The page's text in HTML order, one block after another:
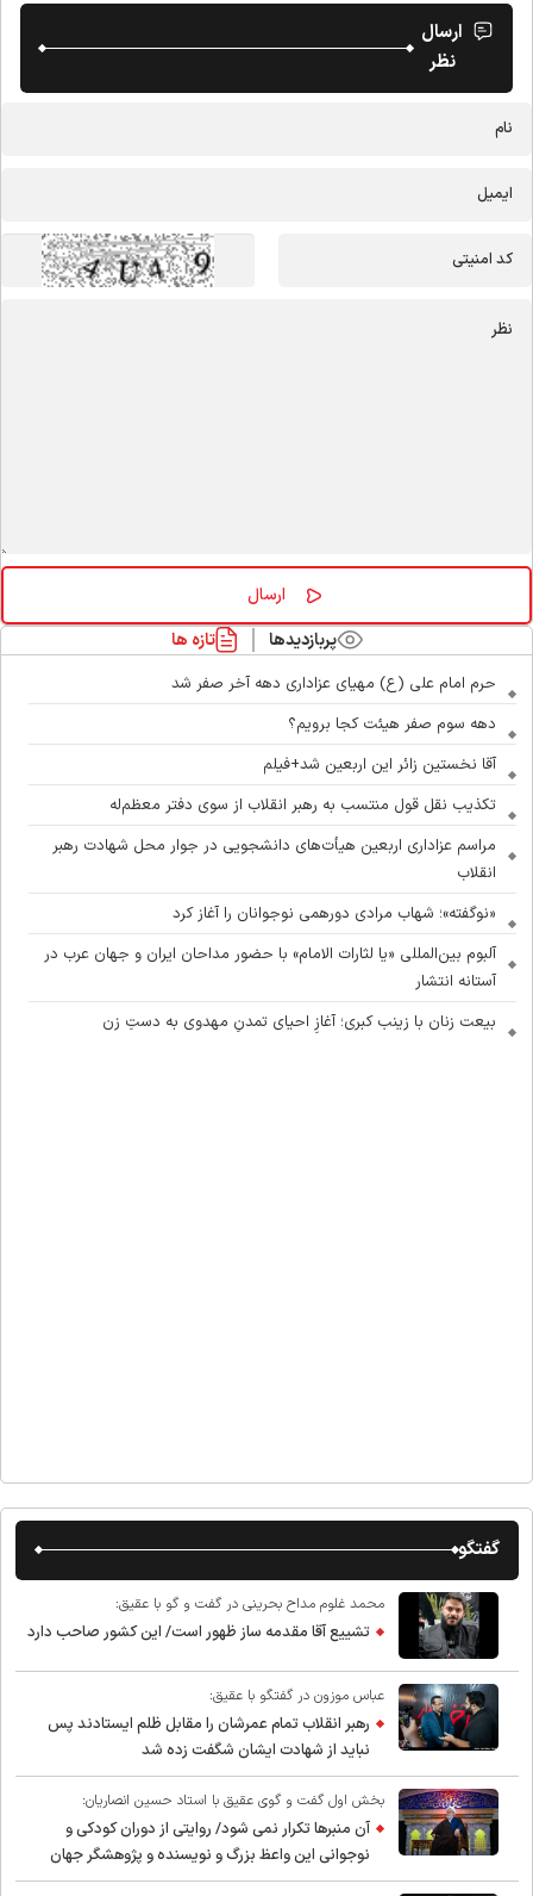
ارسال
نظر
پربازدیدها تازه ها
حرم امام علی (ع) مهیای عزاداری دهه آخر صفر شد
دهه سوم صفر هیئت کجا برویم؟
آقا نخستین زائر این اربعین شد+فیلم
تکذیب نقل قول منتسب به رهبر انقلاب از سوی دفتر معظم‌له
مراسم عزاداری اربعین هیأت‌های دانشجویی در جوار محل شهادت رهبر
انقلاب
«نوگفته»؛ شهاب مرادی دورهمی نوجوانان را آغاز کرد
آلبوم بین‌المللی «یا لثارات الامام» با حضور مداحان ایران و جهان عرب در
آستانه انتشار
بیعت زنان با زینب کبری؛ آغازِ احیای تمدنِ مهدوی به دستِ زن
گفتگو
محمد غلوم مداح بحرینی در گفت و گو با عقیق:
تشییع آقا مقدمه ساز ظهور است/ این کشور صاحب دارد
عباس موزون در گفتگو با عقیق:
رهبر انقلاب تمام عمرشان را مقابل ظلم ایستادند پس
نباید از شهادت ایشان شگفت زده شد
بخش اول گفت و گوی عقیق با استاد حسین انصاریان:
آن منبرها تکرار نمی شود/ روایتی از دوران کودکی و
نوجوانی این واعظ بزرگ و نویسنده و پژوهشگر جهان
اسلام